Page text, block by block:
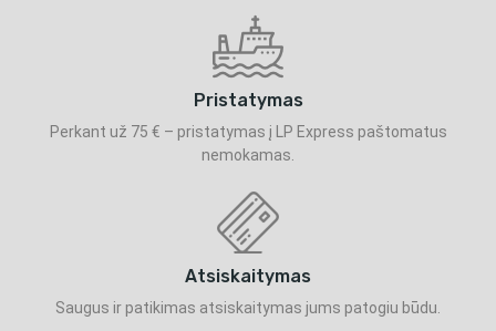
Pristatymas
Perkant už 75 € – pristatymas į LP Express paštomatus
nemokamas.
Atsiskaitymas
Saugus ir patikimas atsiskaitymas jums patogiu būdu.